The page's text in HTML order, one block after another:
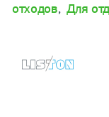
отходов, Для